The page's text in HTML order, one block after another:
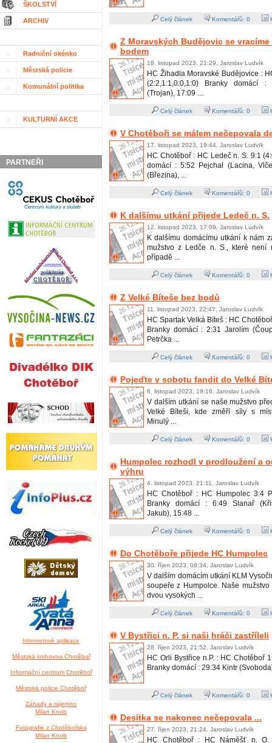
ŠKOLSTVÍ
ARCHIV
Radniční okénko
Městská policie
Komunální politika
KULTURNÍ AKCE
PARTNEŘI
Internetové aplikace
Městská knihovna Chotěboř
Informační centrum Chotěboř
Městská policie Chotěboř
Záhady a tajemno
Milan Knob
Fotografie z Chotěbořska
Milan Knob
Celý článek Komentářů: 0
Z Moravských Budějovic se vracíme
bodem
18. listopad 2023, 21:29, Jaroslav Ludvík
HC Žihadla Moravské Budějovice :
(2:2,1:1,0:0,1:0) Branky domácí :
(Trojan), 17:09 ...
Celý článek Komentářů: 0
V Chotěboři se málem nečepovala
17. listopad 2023, 19:44, Jaroslav Ludvík
HC Chotěboř : HC Ledeč n. S. 9:1
domácí : 5:52 Pejchal (Lacina,
(Březina), ...
Celý článek Komentářů: 0
K dalšímu utkání přijede Ledeč n. S.
12. listopad 2023, 17:09, Jaroslav Ludvík
K dalšímu domácímu utkání k nám
mužstvo z Ledče n. S., které není
případě ...
Celý článek Komentářů: 0
Z Velké Bíteše bez bodů
11. listopad 2023, 22:47, Jaroslav Ludvík
HC Spartak Velká Bíteš : HC
Branky domácí : 2:31 Jarolím
Petrčka ...
Celý článek Komentářů: 0
Pojeďte v sobotu fandit do Velké
6. listopad 2023, 19:16, Jaroslav Ludvík
V dalším utkání se naše mužstvo
Velké Bíteši, kde změří síly s
Minulý ...
Celý článek Komentářů: 0
Humpolec rozhodl v prodloužení a
výhru
4. listopad 2023, 21:11, Jaroslav Ludvík
HC Chotěboř : HC Humpolec 3:4
Branky domácí : 6:49 Slanař
Jakub), 15:48 ...
Celý článek Komentářů: 0
Do Chotěboře přijede HC Humpolec
30. říjen 2023, 08:34, Jaroslav Ludvík
V dalším domácím utkání KLM
soupeře z Humpolce. Naše
dvou vysokých ...
Celý článek Komentářů: 0
V Bystřici n. P. si naši hráči zastříleli
28. říjen 2023, 21:52, Jaroslav Ludvík
HC Orli Bystřice n.P. : HC Chotěboř
Branky domácí : 29:34 Kintr
Celý článek Komentářů: 0
Desítka se nakonec nečepovala ...
27. říjen 2023, 21:24, Jaroslav Ludvík
HC Chotěboř : HC Náměšť n. O.